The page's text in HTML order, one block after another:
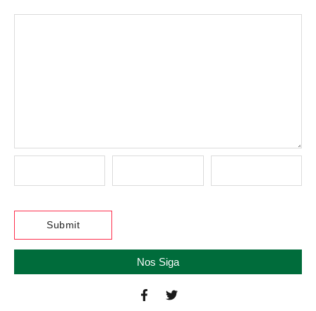
Nos Siga